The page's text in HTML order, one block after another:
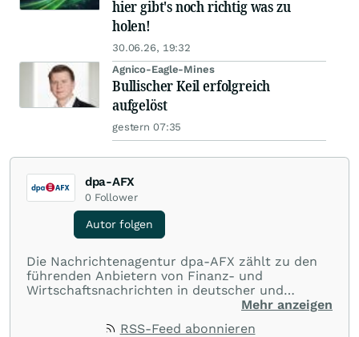
hier gibt's noch richtig was zu
holen!
30.06.26, 19:32
Agnico-Eagle-Mines
Bullischer Keil erfolgreich
aufgelöst
gestern 07:35
dpa-AFX
0 Follower
Autor folgen
Die Nachrichtenagentur dpa-AFX zählt zu den
führenden Anbietern von Finanz- und
Wirtschaftsnachrichten in deutscher und
englischer Sprache. Gestützt auf ein
dpa-AFX unabhängig, zuverlässig und schnell
Mehr anzeigen
RSS-Feed abonnieren